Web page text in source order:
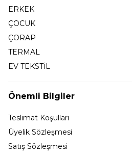
ERKEK
ÇOCUK
ÇORAP
TERMAL
EV TEKSTİL
Önemli Bilgiler
Teslimat Koşulları
Üyelik Sözleşmesi
Satış Sözleşmesi